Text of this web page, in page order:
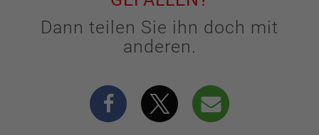
Dann teilen Sie ihn doch mit
anderen.